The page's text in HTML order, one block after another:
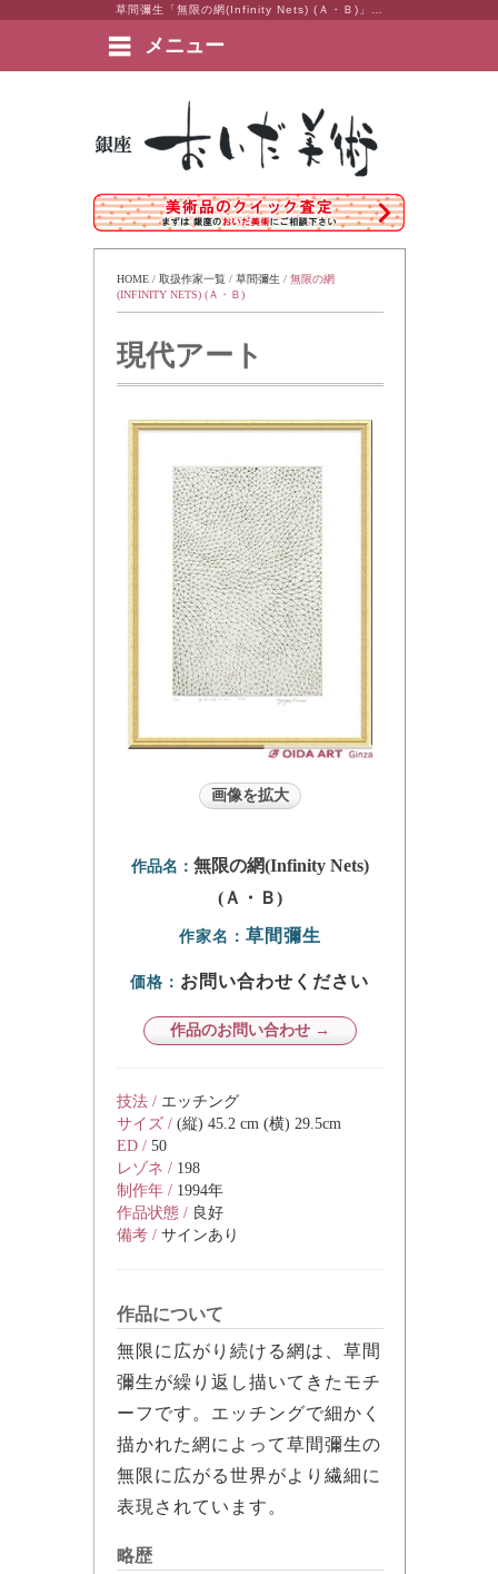
メニュー
絵画など美術品の販売と買取 | 東京・銀座 おいだ美術
HOME / 取扱作家一覧 / 草間彌生 / 無限の網
(INFINITY NETS) (Ａ・Ｂ)
現代アート
画像を拡大
作品名： 無限の網(Infinity Nets)
(Ａ・Ｂ)
作家名： 草間彌生
価格： お問い合わせください
作品のお問い合わせ →
技法 / エッチング
サイズ / (縦) 45.2 cm (横) 29.5cm
ED / 50
レゾネ / 198
制作年 / 1994年
作品状態 / 良好
備考 / サインあり
作品について
無限に広がり続ける網は、草間
彌生が繰り返し描いてきたモチ
ーフです。エッチングで細かく
描かれた網によって草間彌生の
無限に広がる世界がより繊細に
表現されています。
略歴